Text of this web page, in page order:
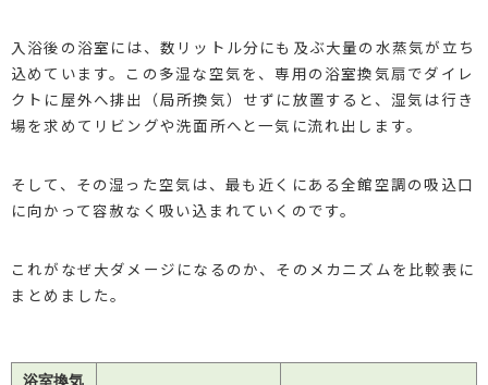
入浴後の浴室には、数リットル分にも及ぶ大量の水蒸気が立ち
込めています。この多湿な空気を、専用の浴室換気扇でダイレ
クトに屋外へ排出（局所換気）せずに放置すると、湿気は行き
場を求めてリビングや洗面所へと一気に流れ出します。
そして、その湿った空気は、最も近くにある全館空調の吸込口
に向かって容赦なく吸い込まれていくのです。
これがなぜ大ダメージになるのか、そのメカニズムを比較表に
まとめました。
浴室換気